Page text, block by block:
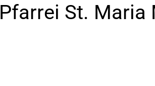
Pfarrei St. Maria